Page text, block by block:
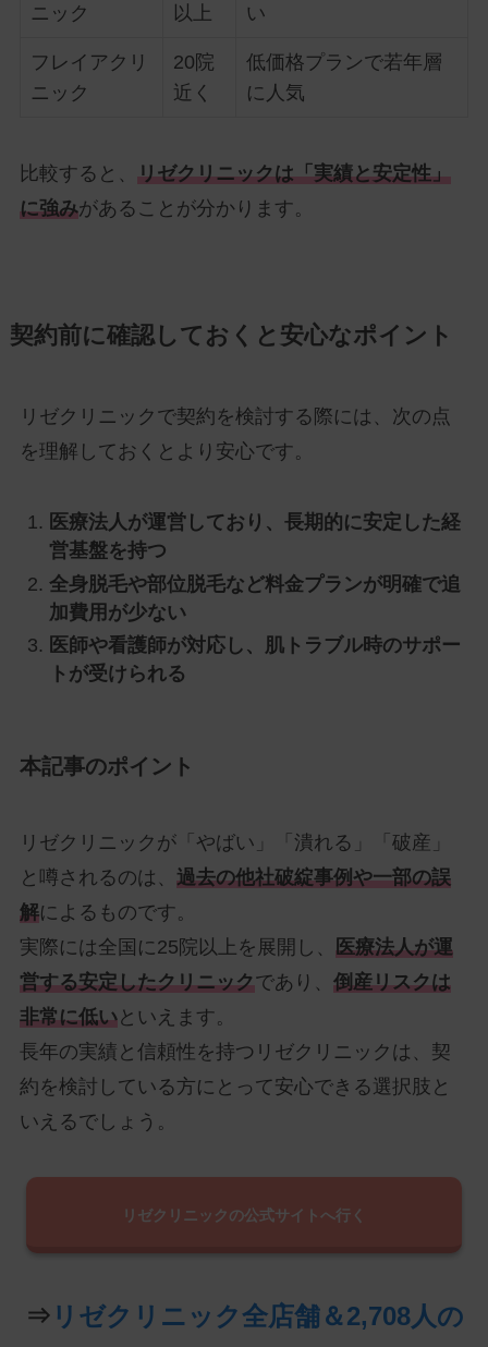
ニック
以上
い
フレイアクリ
ニック
20院
近く
低価格プランで若年層
に人気
比較すると、 リゼクリニックは「実績と安定性」
に強みがあることが分かります。
契約前に確認しておくと安心なポイント
リゼクリニックで契約を検討する際には、次の点
を理解しておくとより安心です。
医療法人が運営しており、長期的に安定した経
営基盤を持つ
全身脱毛や部位脱毛など料金プランが明確で追
加費用が少ない
医師や看護師が対応し、肌トラブル時のサポー
トが受けられる
本記事のポイント
リゼクリニックが「やばい」「潰れる」「破産」
と噂されるのは、 過去の他社破綻事例や一部の誤
解によるものです。
実際には全国に25院以上を展開し、 医療法人が運
営する安定したクリニックであり、 倒産リスクは
非常に低いといえます。
長年の実績と信頼性を持つリゼクリニックは、契
約を検討している方にとって安心できる選択肢と
いえるでしょう。
リゼクリニックの公式サイトへ行く
⇒ リゼクリニック全店舗＆2,708人の